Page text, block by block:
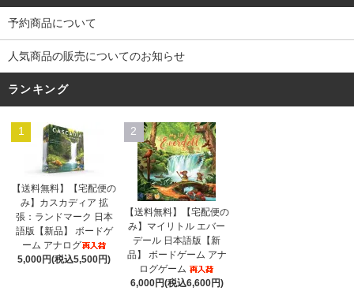
予約商品について
人気商品の販売についてのお知らせ
ランキング
1
【送料無料】【宅配便の
み】カスカディア 拡
張：ランドマーク 日本
語版【新品】 ボードゲ
ーム アナログ
5,000円(税込5,500円)
2
【送料無料】【宅配便の
み】マイリトル エバー
デール 日本語版【新
品】 ボードゲーム アナ
ログゲーム
6,000円(税込6,600円)